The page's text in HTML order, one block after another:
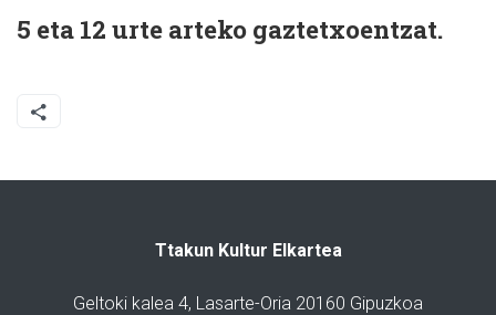
5 eta 12 urte arteko gaztetxoentzat.
Ttakun Kultur Elkartea
Geltoki kalea 4, Lasarte-Oria 20160 Gipuzkoa